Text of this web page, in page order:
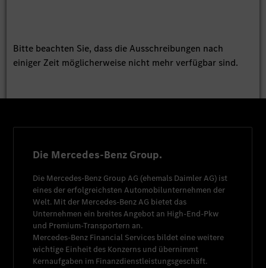
Bitte beachten Sie, dass die Ausschreibungen nach
einiger Zeit möglicherweise nicht mehr verfügbar sind.
Die Mercedes-Benz Group.
Die Mercedes-Benz Group AG (ehemals Daimler AG) ist
eines der erfolgreichsten Automobilunternehmen der
Welt. Mit der Mercedes-Benz AG bietet das
Unternehmen ein breites Angebot an High-End-Pkw
und Premium-Transportern an.
Mercedes-Benz Financial Services bildet eine weitere
wichtige Einheit des Konzerns und übernimmt
Kernaufgaben im Finanzdienstleistungsgeschäft.